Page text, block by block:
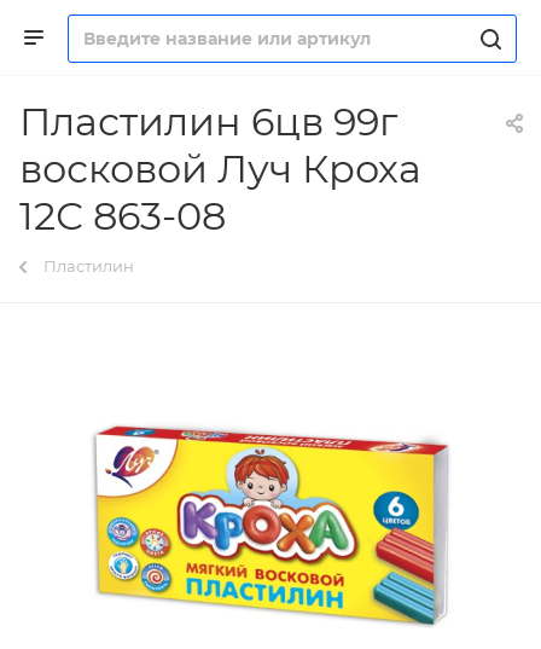
Пластилин 6цв 99г
восковой Луч Кроха
12С 863-08
Пластилин